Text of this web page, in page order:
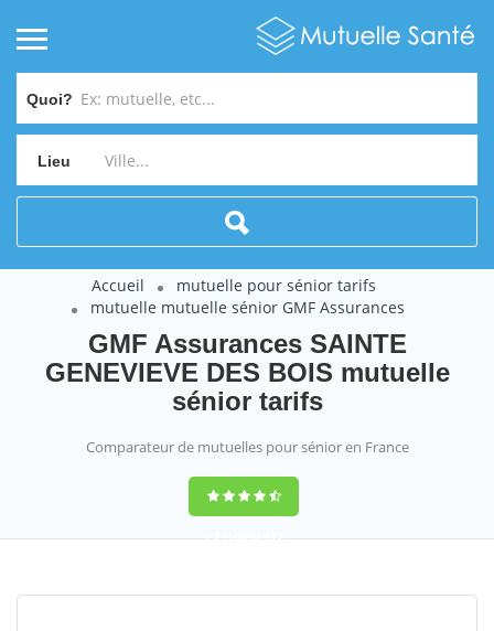
Quoi?
Lieu
Accueil
mutuelle pour sénior tarifs
mutuelle mutuelle sénior GMF Assurances
GMF Assurances SAINTE
GENEVIEVE DES BOIS mutuelle
sénior tarifs
Comparateur de mutuelles pour sénior en France
9,2(100%)452